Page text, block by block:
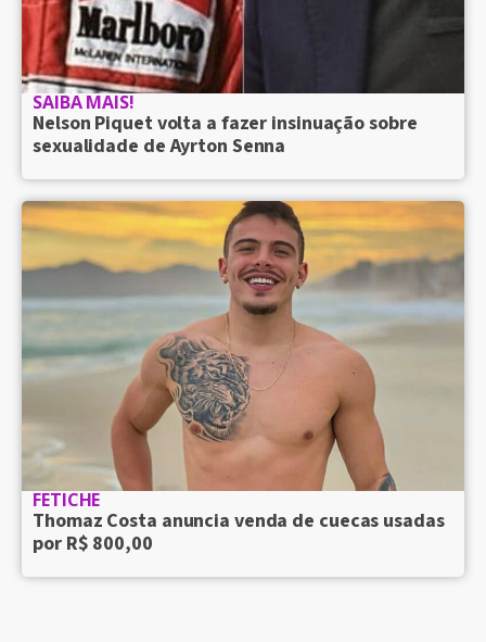
SAIBA MAIS!
Nelson Piquet volta a fazer insinuação sobre
sexualidade de Ayrton Senna
FETICHE
Thomaz Costa anuncia venda de cuecas usadas
por R$ 800,00